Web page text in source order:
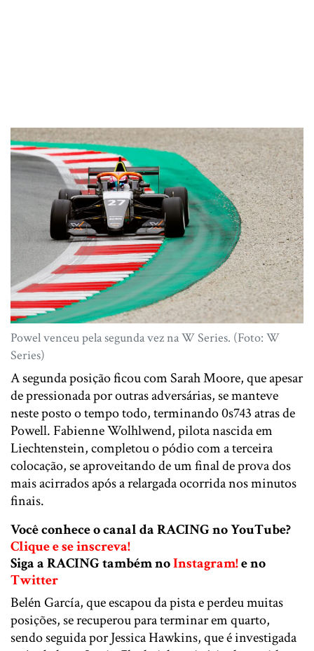
Powel venceu pela segunda vez na W Series. (Foto: W
Series)
A segunda posição ficou com Sarah Moore, que apesar
de pressionada por outras adversárias, se manteve
neste posto o tempo todo, terminando 0s743 atras de
Powell. Fabienne Wolhlwend, pilota nascida em
Liechtenstein, completou o pódio com a terceira
colocação, se aproveitando de um final de prova dos
mais acirrados após a relargada ocorrida nos minutos
finais.
Você conhece o canal da RACING no YouTube?
Clique e se inscreva!
Siga a RACING também noInstagram!e no
Twitter
Belén García, que escapou da pista e perdeu muitas
posições, se recuperou para terminar em quarto,
sendo seguida por Jessica Hawkins, que é investigada